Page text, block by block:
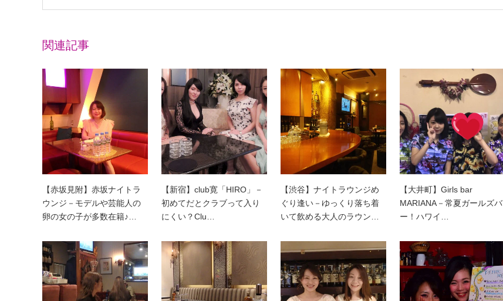
関連記事
【赤坂見附】赤坂ナイトラ
ウンジ－モデルや芸能人の
卵の女の子が多数在籍♪…
【新宿】club寛「HIRO」－
初めてだとクラブって入り
にくい？Clu…
【渋谷】ナイトラウンジめ
ぐり逢い－ゆっくり落ち着
いて飲める大人のラウン…
【大井町】Girls bar
MARIANA－常夏ガールズバ
ー！ハワイ…